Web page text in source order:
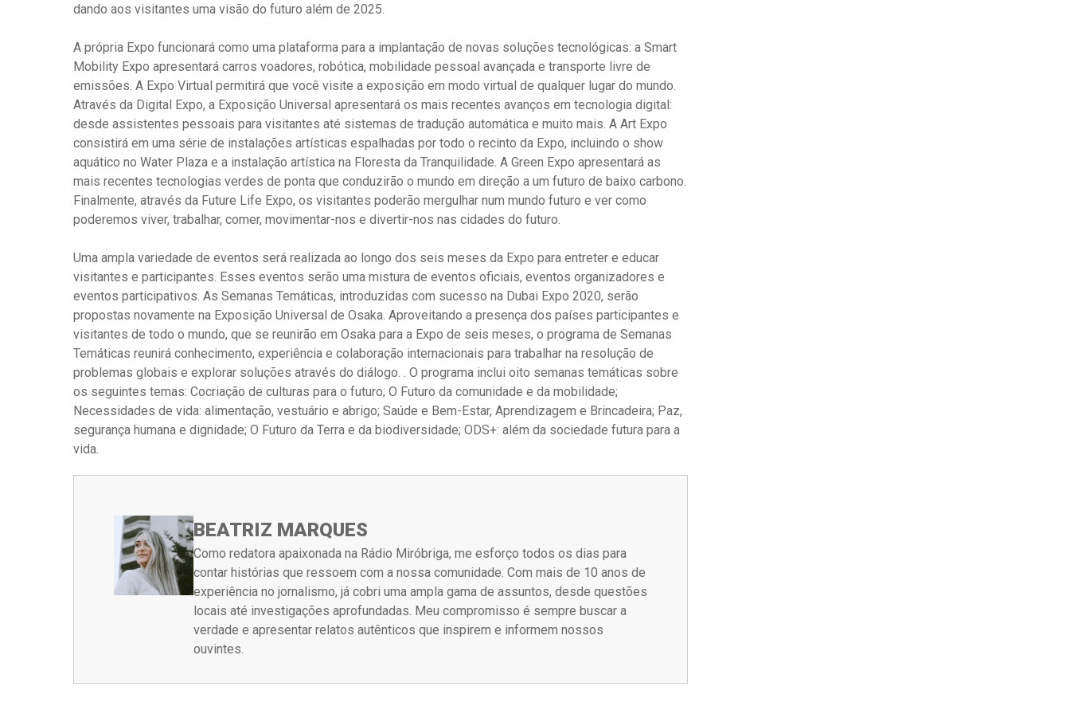
dando aos visitantes uma visão do futuro além de 2025.
A própria Expo funcionará como uma plataforma para a implantação de novas soluções tecnológicas: a Smart
Mobility Expo apresentará carros voadores, robótica, mobilidade pessoal avançada e transporte livre de
emissões. A Expo Virtual permitirá que você visite a exposição em modo virtual de qualquer lugar do mundo.
Através da Digital Expo, a Exposição Universal apresentará os mais recentes avanços em tecnologia digital:
desde assistentes pessoais para visitantes até sistemas de tradução automática e muito mais. A Art Expo
consistirá em uma série de instalações artísticas espalhadas por todo o recinto da Expo, incluindo o show
aquático no Water Plaza e a instalação artística na Floresta da Tranquilidade. A Green Expo apresentará as
mais recentes tecnologias verdes de ponta que conduzirão o mundo em direção a um futuro de baixo carbono.
Finalmente, através da Future Life Expo, os visitantes poderão mergulhar num mundo futuro e ver como
poderemos viver, trabalhar, comer, movimentar-nos e divertir-nos nas cidades do futuro.
Uma ampla variedade de eventos será realizada ao longo dos seis meses da Expo para entreter e educar
visitantes e participantes. Esses eventos serão uma mistura de eventos oficiais, eventos organizadores e
eventos participativos. As Semanas Temáticas, introduzidas com sucesso na Dubai Expo 2020, serão
propostas novamente na Exposição Universal de Osaka. Aproveitando a presença dos países participantes e
visitantes de todo o mundo, que se reunirão em Osaka para a Expo de seis meses, o programa de Semanas
Temáticas reunirá conhecimento, experiência e colaboração internacionais para trabalhar na resolução de
problemas globais e explorar soluções através do diálogo. . O programa inclui oito semanas temáticas sobre
os seguintes temas: Cocriação de culturas para o futuro; O Futuro da comunidade e da mobilidade;
Necessidades de vida: alimentação, vestuário e abrigo; Saúde e Bem-Estar, Aprendizagem e Brincadeira; Paz,
segurança humana e dignidade; O Futuro da Terra e da biodiversidade; ODS+: além da sociedade futura para a
vida.
BEATRIZ MARQUES
Como redatora apaixonada na Rádio Miróbriga, me esforço todos os dias para
contar histórias que ressoem com a nossa comunidade. Com mais de 10 anos de
experiência no jornalismo, já cobri uma ampla gama de assuntos, desde questões
locais até investigações aprofundadas. Meu compromisso é sempre buscar a
verdade e apresentar relatos autênticos que inspirem e informem nossos
ouvintes.